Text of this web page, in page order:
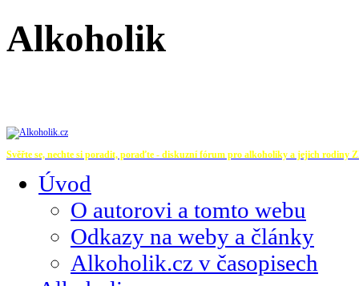
Alkoholik
Svěřte se, nechte si poradit, poraďte - diskuzní fórum pro alkoholiky a jejich rodiny
Úvod
O autorovi a tomto webu
Odkazy na weby a články
Alkoholik.cz v časopisech